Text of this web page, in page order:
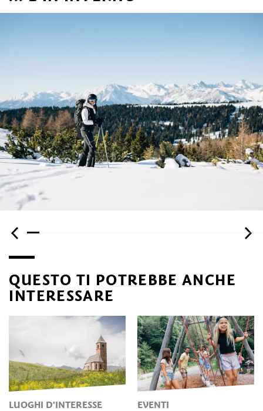
QUESTO TI POTREBBE ANCHE
INTERESSARE
LUOGHI D'INTERESSE EVENTI